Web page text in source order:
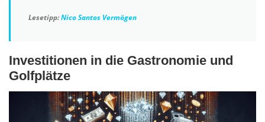
Lesetipp:Nico Santos Vermögen
Investitionen in die Gastronomie und
Golfplätze